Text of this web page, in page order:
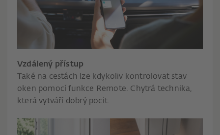
Vzdálený přístup
Také na cestách lze kdykoliv kontrolovat stav
oken pomocí funkce Remote. Chytrá technika,
která vytváří dobrý pocit.